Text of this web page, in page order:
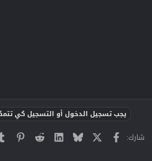
يجب تسجيل الدخول أو التسجيل كي
شارك: فيسبوك Bluesky
LinkedIn
Reddit